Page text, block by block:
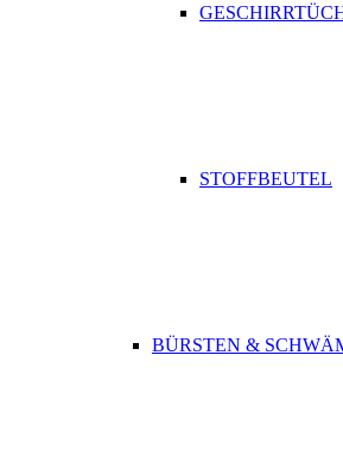
STOFFBEUTEL
BÜRSTEN &